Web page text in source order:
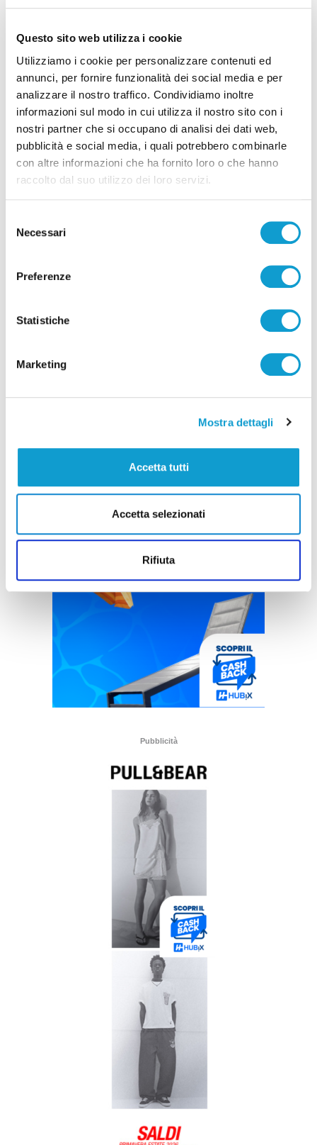
Questo sito web utilizza i cookie
Utilizziamo i cookie per personalizzare contenuti ed
annunci, per fornire funzionalità dei social media e per
analizzare il nostro traffico. Condividiamo inoltre
informazioni sul modo in cui utilizza il nostro sito con i
nostri partner che si occupano di analisi dei dati web,
pubblicità e social media, i quali potrebbero combinarle
con altre informazioni che ha fornito loro o che hanno
raccolto dal suo utilizzo dei loro servizi.
delNecessari
Preferenze
Statistiche
Marketing
Mostra dettagli
Accetta tutti
Accetta selezionati
Rifiuta
Lite ad Ancona, parapiglia in Pronto soccorso:
tre arrestati
di Sergio Cinquino
Pubblicità